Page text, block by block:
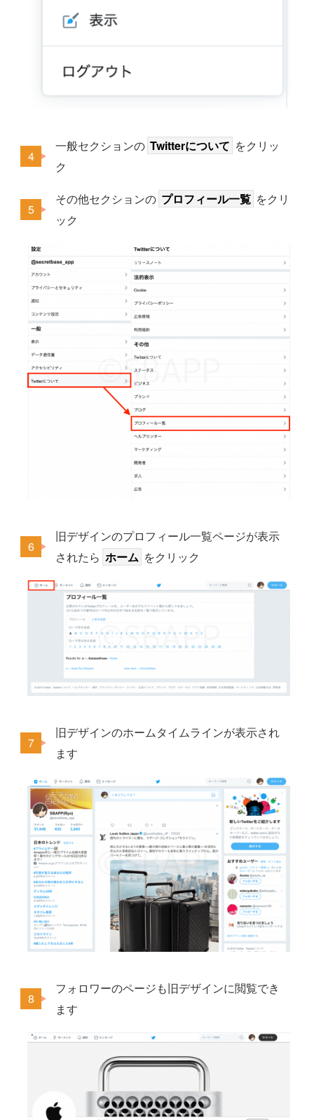
一般セクションの Twitterについて をクリッ
ク
その他セクションの プロフィール一覧 をクリ
ック
旧デザインのプロフィール一覧ページが表示
されたら ホーム をクリック
旧デザインのホームタイムラインが表示され
ます
フォロワーのページも旧デザインに閲覧でき
ます